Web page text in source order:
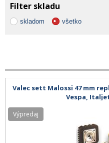
Filter skladu
skladom všetko
Valec sett Malossi 47 mm
Vespa,
Výpredaj